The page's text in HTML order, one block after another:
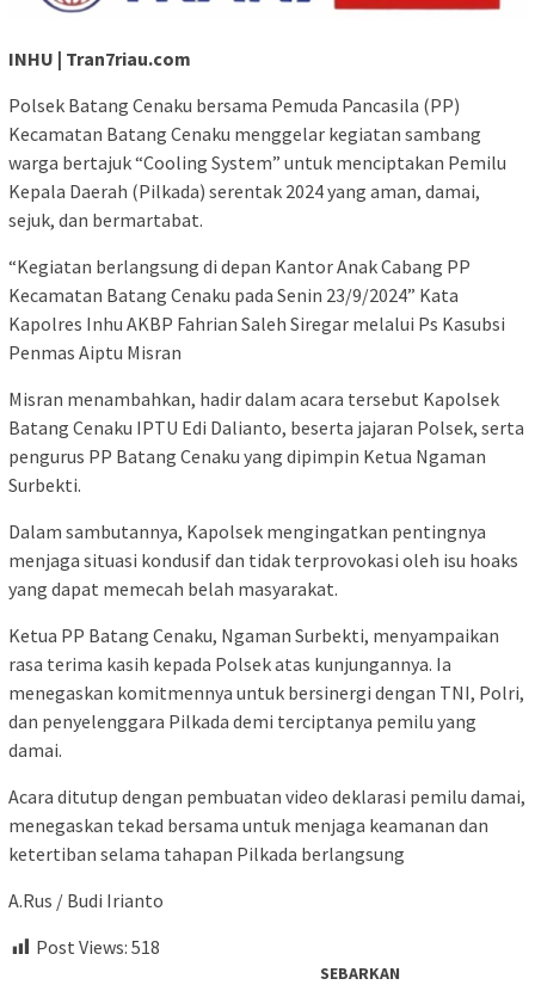
INHU | Tran7riau.com
Polsek Batang Cenaku bersama Pemuda Pancasila (PP)
Kecamatan Batang Cenaku menggelar kegiatan sambang
warga bertajuk “Cooling System” untuk menciptakan Pemilu
Kepala Daerah (Pilkada) serentak 2024 yang aman, damai,
sejuk, dan bermartabat.
“Kegiatan berlangsung di depan Kantor Anak Cabang PP
Kecamatan Batang Cenaku pada Senin 23/9/2024” Kata
Kapolres Inhu AKBP Fahrian Saleh Siregar melalui Ps Kasubsi
Penmas Aiptu Misran
Misran menambahkan, hadir dalam acara tersebut Kapolsek
Batang Cenaku IPTU Edi Dalianto, beserta jajaran Polsek, serta
pengurus PP Batang Cenaku yang dipimpin Ketua Ngaman
Surbekti.
Dalam sambutannya, Kapolsek mengingatkan pentingnya
menjaga situasi kondusif dan tidak terprovokasi oleh isu hoaks
yang dapat memecah belah masyarakat.
Ketua PP Batang Cenaku, Ngaman Surbekti, menyampaikan
rasa terima kasih kepada Polsek atas kunjungannya. Ia
menegaskan komitmennya untuk bersinergi dengan TNI, Polri,
dan penyelenggara Pilkada demi terciptanya pemilu yang
damai.
Acara ditutup dengan pembuatan video deklarasi pemilu damai,
menegaskan tekad bersama untuk menjaga keamanan dan
ketertiban selama tahapan Pilkada berlangsung
A.Rus / Budi Irianto
Post Views: 518
SEBARKAN